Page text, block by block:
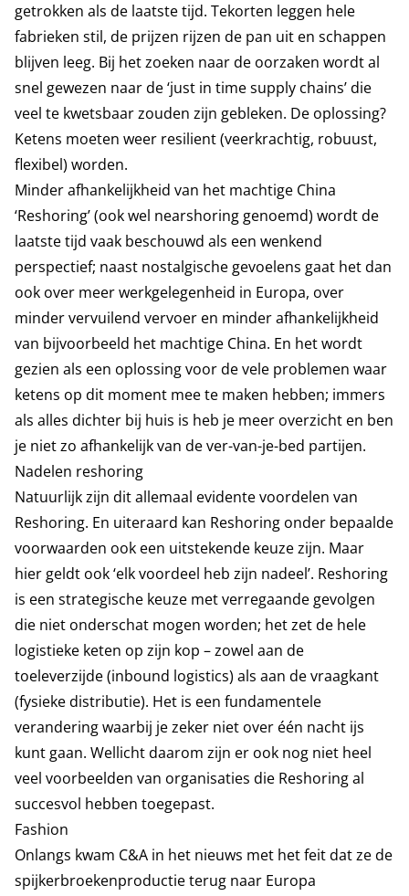
getrokken als de laatste tijd. Tekorten leggen hele
fabrieken stil, de prijzen rijzen de pan uit en schappen
blijven leeg. Bij het zoeken naar de oorzaken wordt al
snel gewezen naar de ‘just in time supply chains’ die
veel te kwetsbaar zouden zijn gebleken. De oplossing?
Ketens moeten weer resilient (veerkrachtig, robuust,
flexibel) worden.
Minder afhankelijkheid van het machtige China
‘Reshoring’ (ook wel nearshoring genoemd) wordt de
laatste tijd vaak beschouwd als een wenkend
perspectief; naast nostalgische gevoelens gaat het dan
ook over meer werkgelegenheid in Europa, over
minder vervuilend vervoer en minder afhankelijkheid
van bijvoorbeeld het machtige China. En het wordt
gezien als een oplossing voor de vele problemen waar
ketens op dit moment mee te maken hebben; immers
als alles dichter bij huis is heb je meer overzicht en ben
je niet zo afhankelijk van de ver-van-je-bed partijen.
Nadelen reshoring
Natuurlijk zijn dit allemaal evidente voordelen van
Reshoring. En uiteraard kan Reshoring onder bepaalde
voorwaarden ook een uitstekende keuze zijn. Maar
hier geldt ook ‘elk voordeel heb zijn nadeel’. Reshoring
is een strategische keuze met verregaande gevolgen
die niet onderschat mogen worden; het zet de hele
logistieke keten op zijn kop – zowel aan de
toeleverzijde (inbound logistics) als aan de vraagkant
(fysieke distributie). Het is een fundamentele
verandering waarbij je zeker niet over één nacht ijs
kunt gaan. Wellicht daarom zijn er ook nog niet heel
veel voorbeelden van organisaties die Reshoring al
succesvol hebben toegepast.
Fashion
Onlangs kwam C&A in het nieuws met het feit dat ze de
spijkerbroekenproductie terug naar Europa